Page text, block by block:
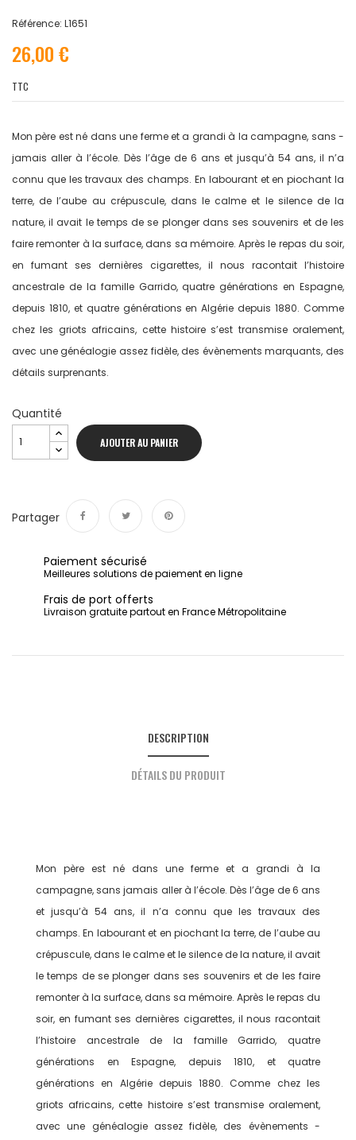
Référence: L1651
26,00 €
TTC
Mon père est né dans une ferme et a grandi à la campagne, sans ­
jamais aller à l’école. Dès l’âge de 6 ans et jusqu’à 54 ans, il n’a
connu que les travaux des champs. En labourant et en piochant la
terre, de l’aube au crépuscule, dans le calme et le silence de la
nature, il avait le temps de se plonger dans ses souvenirs et de les
faire remonter à la ­surface, dans sa mémoire. Après le repas du soir,
en fumant ses dernières cigarettes, il nous ­racontait l’histoire
ancestrale de la famille Garrido, quatre générations en Espagne,
depuis 1810, et quatre générations en Algérie ­depuis 1880. Comme
chez les griots africains, cette histoire s’est transmise ­oralement,
avec une généalogie assez fidèle, des évènements ­marquants, des
détails surprenants.
Quantité
AJOUTER AU PANIER
Partager
Paiement sécurisé
Meilleures solutions de paiement en ligne
Frais de port offerts
Livraison gratuite partout en France Métropolitaine
DESCRIPTION
DÉTAILS DU PRODUIT
Mon père est né dans une ferme et a grandi à la
campagne, sans ­jamais aller à l’école. Dès l’âge de 6 ans
et jusqu’à 54 ans, il n’a connu que les travaux des
champs. En labourant et en piochant la terre, de l’aube au
crépuscule, dans le calme et le silence de la nature, il avait
le temps de se plonger dans ses souvenirs et de les faire
remonter à la ­surface, dans sa mémoire. Après le repas du
soir, en fumant ses dernières cigarettes, il nous ­racontait
l’histoire ancestrale de la famille Garrido, quatre
générations en Espagne, depuis 1810, et quatre
générations en Algérie ­depuis 1880. Comme chez les
griots africains, cette histoire s’est transmise ­oralement,
avec une généalogie assez fidèle, des évènements ­